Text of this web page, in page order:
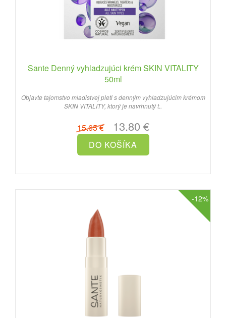
Sante Denný vyhladzujúci krém SKIN VITALITY
50ml
Objavte tajomstvo mladistvej pleti s denným vyhladzujúcim krémom
SKIN VITALITY, ktorý je navrhnutý t..
15.65 €13.80 €
-12%